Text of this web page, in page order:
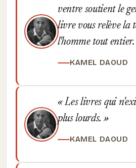
ventre soutient le
livre vous relève la
l'homme tout
KAMEL DAOUD
Les livres qui
plus lourds.
KAMEL DAOUD